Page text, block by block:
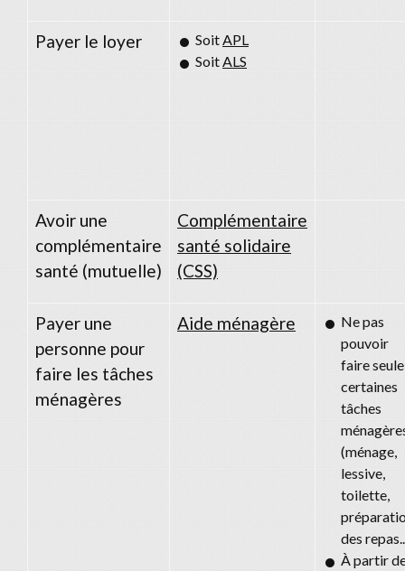
Payer le loyer Soit APL
Soit ALS
Avoir une
complémentaire
santé (mutuelle)
Complémentaire
santé solidaire
(CSS)
Payer une
personne pour
faire les tâches
ménagères
Aide ménagère
Ne pas
pouvoir
faire seule
certaines
tâches
(ménage,
lessive,
toilette,
des
À partir